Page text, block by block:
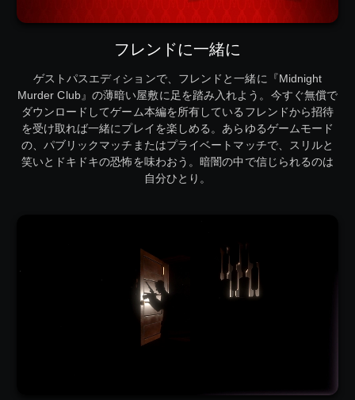
フレンドに一緒に
ゲストパスエディションで、フレンドと一緒に『Midnight
Murder Club』の薄暗い屋敷に足を踏み入れよう。今すぐ無償で
ダウンロードしてゲーム本編を所有しているフレンドから招待
を受け取れば一緒にプレイを楽しめる。あらゆるゲームモード
の、パブリックマッチまたはプライベートマッチで、スリルと
笑いとドキドキの恐怖を味わおう。暗闇の中で信じられるのは
自分ひとり。